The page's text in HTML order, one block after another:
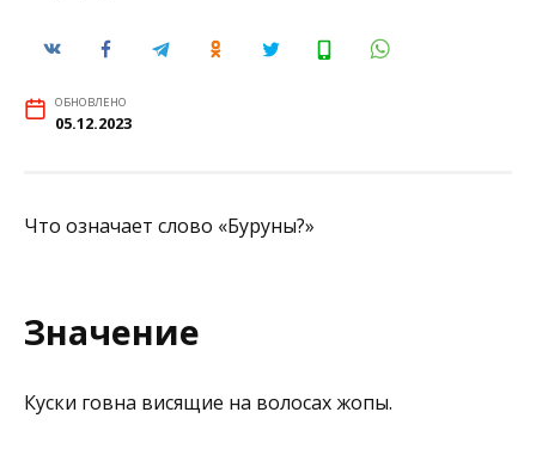
ОБНОВЛЕНО
05.12.2023
Что означает слово «Буруны?»
Значение
Куски говна висящие на волосах жопы.